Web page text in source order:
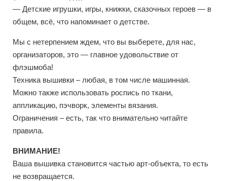
— Детские игрушки, игры, книжки, сказочных героев — в
общем, всё, что напоминает о детстве.
Мы с нетерпением ждем, что вы выберете, для нас,
организаторов, это — главное удовольствие от
флэшмоба!
Техника вышивки – любая, в том числе машинная.
Можно также использовать роспись по ткани,
аппликацию, пэчворк, элементы вязания.
Ограничения – есть, так что внимательно читайте
правила.
ВНИМАНИЕ!
Ваша вышивка становится частью арт-объекта, то есть
не возвращается.